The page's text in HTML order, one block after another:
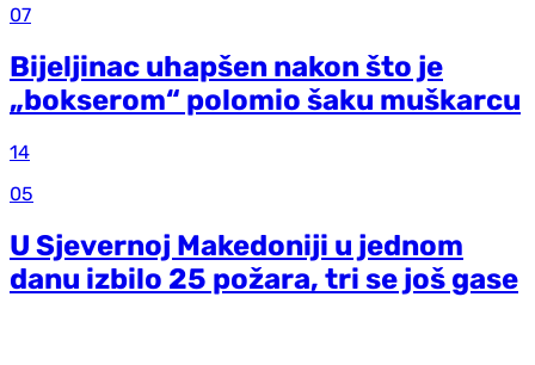
07
Bijeljinac uhapšen nakon što je
„bokserom“ polomio šaku muškarcu
14
05
U Sjevernoj Makedoniji u jednom
danu izbilo 25 požara, tri se još gase